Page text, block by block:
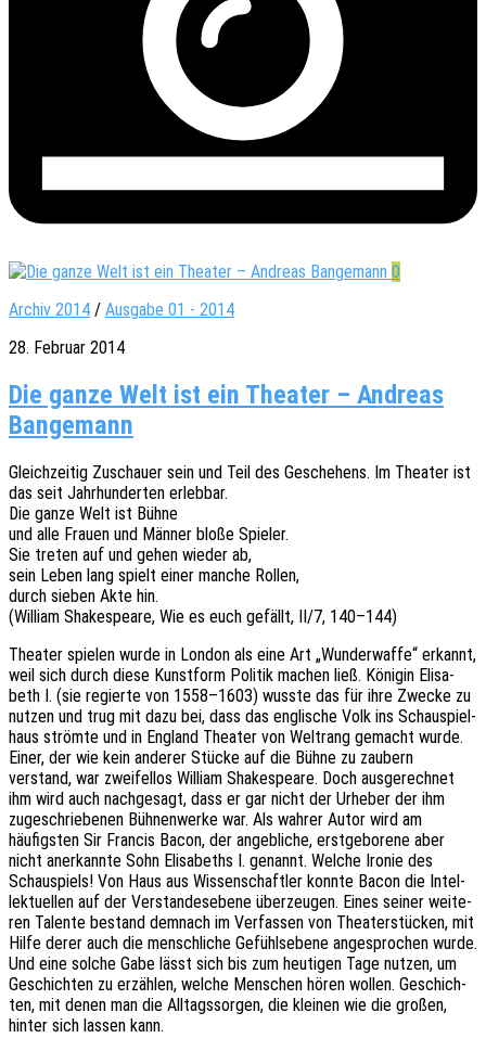
0
Archiv 2014 / Ausgabe 01 - 2014
28. Februar 2014
Die ganze Welt ist ein Theater – Andreas
Bangemann
Gleich­zei­tig Zuschau­er sein und Teil des Gesche­hens. Im Thea­ter ist
das seit Jahr­hun­der­ten erlebbar.
Die ganze Welt ist Bühne
und alle Frauen und Männer bloße Spieler.
Sie treten auf und gehen wieder ab,
sein Leben lang spielt einer manche Rollen,
durch sieben Akte hin.
(William Shake­speare, Wie es euch gefällt, II/7, 140–144)
Thea­ter spie­len wurde in London als eine Art „Wunder­waf­fe“ erkannt,
weil sich durch diese Kunst­form Poli­tik machen ließ. Köni­gin Elisa­
beth I. (sie regier­te von 1558–1603) wusste das für ihre Zwecke zu
nutzen und trug mit dazu bei, dass das engli­sche Volk ins Schau­spiel­
haus ström­te und in England Thea­ter von Welt­rang gemacht wurde.
Einer, der wie kein ande­rer Stücke auf die Bühne zu zaubern
verstand, war zwei­fel­los William Shake­speare. Doch ausge­rech­net
ihm wird auch nach­ge­sagt, dass er gar nicht der Urhe­ber der ihm
zuge­schrie­be­nen Bühnen­wer­ke war. Als wahrer Autor wird am
häufigs­ten Sir Fran­cis Bacon, der angeb­li­che, erst­ge­bo­re­ne aber
nicht aner­kann­te Sohn Elisa­beths I. genannt. Welche Ironie des
Schau­spiels! Von Haus aus Wissen­schaft­ler konnte Bacon die Intel­
lek­tu­el­len auf der Verstan­des­ebe­ne über­zeu­gen. Eines seiner weite­
ren Talen­te bestand demnach im Verfas­sen von Thea­ter­stü­cken, mit
Hilfe derer auch die mensch­li­che Gefühls­ebe­ne ange­spro­chen wurde.
Und eine solche Gabe lässt sich bis zum heuti­gen Tage nutzen, um
Geschich­ten zu erzäh­len, welche Menschen hören wollen. Geschich­
ten, mit denen man die Alltags­sor­gen, die klei­nen wie die großen,
hinter sich lassen kann.